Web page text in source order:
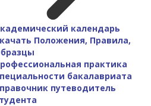
календарь
Положения, Правила,
практика
бакалавриата
путеводитель